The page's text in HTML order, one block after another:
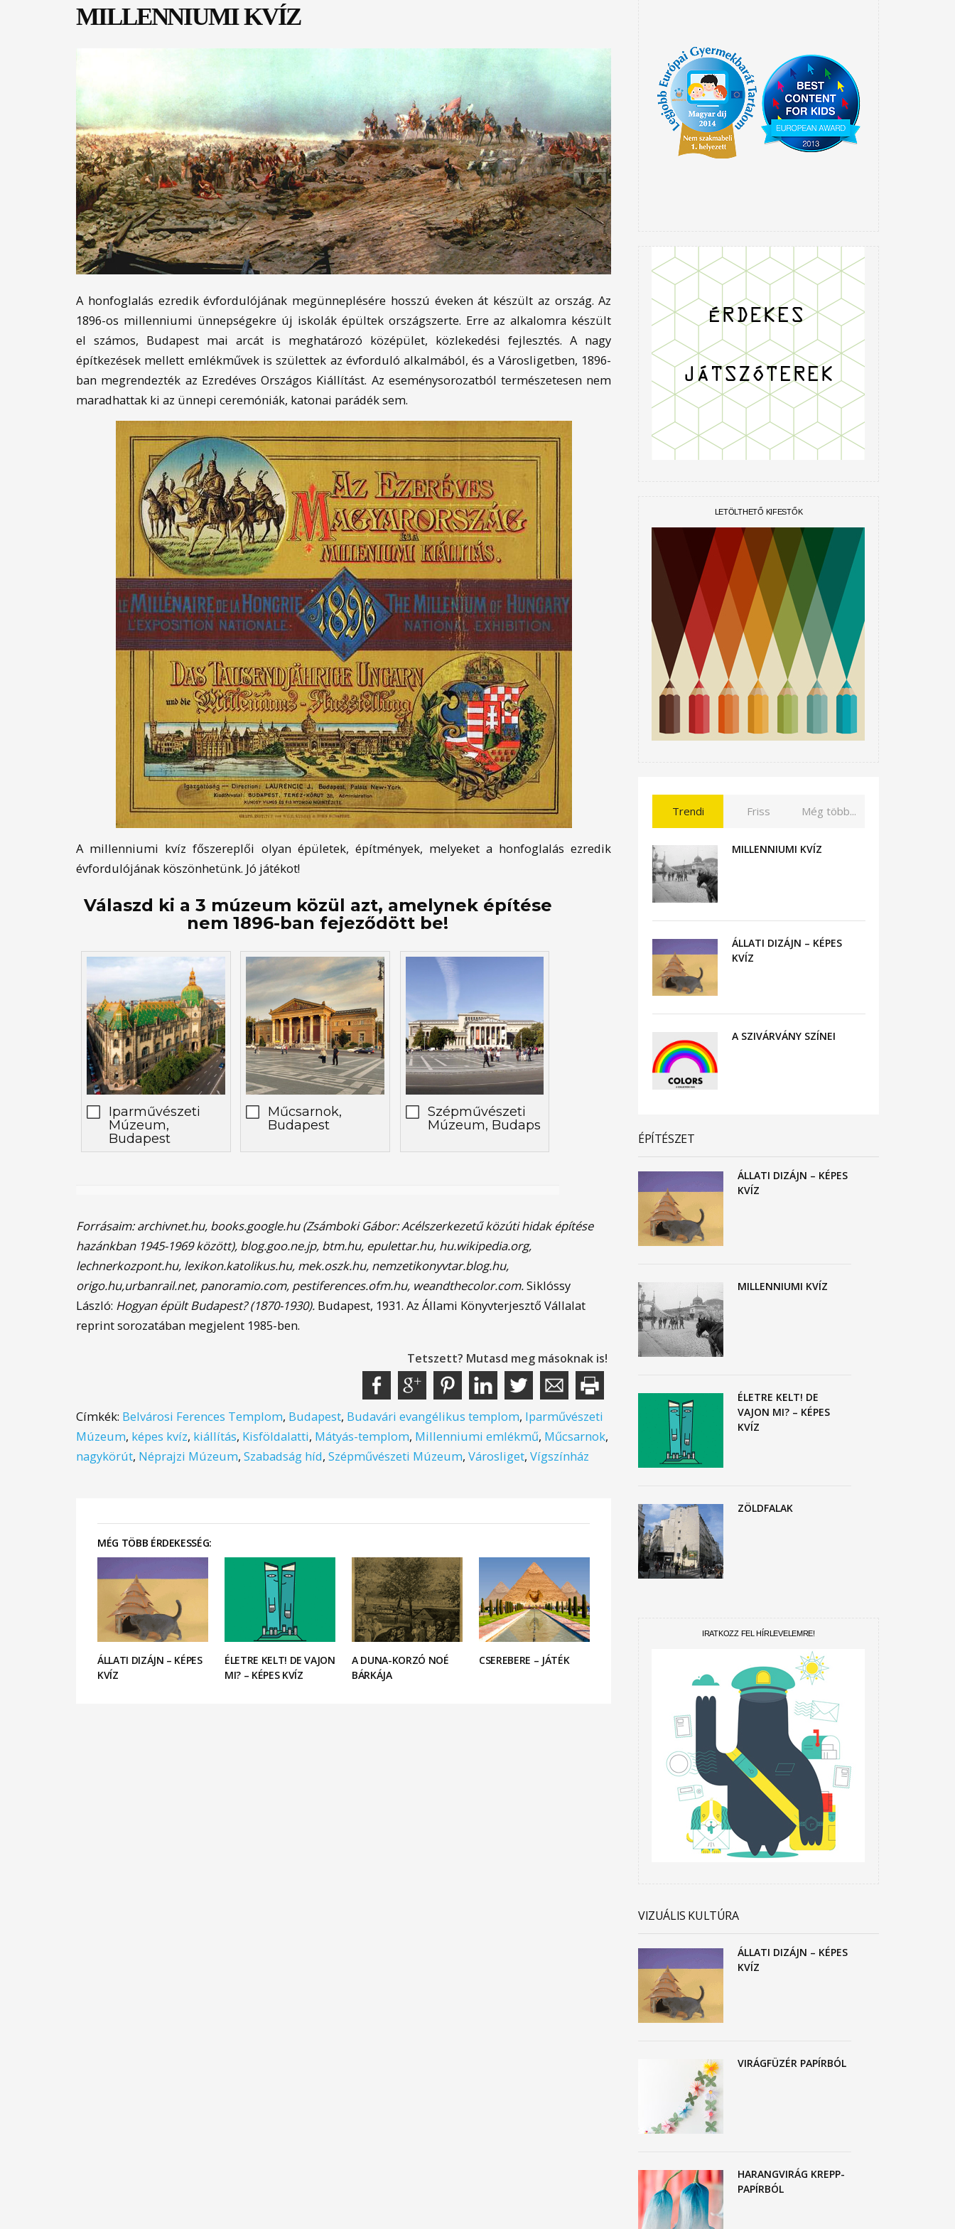
MILLENNIUMI KVÍZ
A honfoglalás ezredik évfordulójának megünneplésére hosszú éveken át készült az ország. Az
1896-os millenniumi ünnepségekre új iskolák épültek országszerte. Erre az alkalomra készült
el számos, Budapest mai arcát is meghatározó középület, közlekedési fejlesztés. A nagy
építkezések mellett emlékművek is születtek az évforduló alkalmából, és a Városligetben, 1896-
ban megrendezték az Ezredéves Országos Kiállítást. Az eseménysorozatból természetesen nem
maradhattak ki az ünnepi ceremóniák, katonai parádék sem.
A millenniumi kvíz főszereplői olyan épületek, építmények, melyeket a honfoglalás ezredik
évfordulójának köszönhetünk. Jó játékot!
Válaszd ki a 3 múzeum közül azt, amelynek építése
nem 1896-ban fejeződött be!
Iparművészeti
Múzeum,
Budapest
Műcsarnok,
Budapest
Szépművészeti
Múzeum, Budaps
Forrásaim: archivnet.hu, books.google.hu (Zsámboki Gábor: Acélszerkezetű közúti hidak építése
hazánkban 1945-1969 között), blog.goo.ne.jp, btm.hu, epulettar.hu, hu.wikipedia.org,
lechnerkozpont.hu, lexikon.katolikus.hu, mek.oszk.hu, nemzetikonyvtar.blog.hu,
origo.hu,urbanrail.net, panoramio.com, pestiferences.ofm.hu, weandthecolor.com.Siklóssy
László: Hogyan épült Budapest? (1870-1930). Budapest, 1931. Az Állami Könyvterjesztő Vállalat
reprint sorozatában megjelent 1985-ben.
Tetszett? Mutasd meg másoknak is!
Címkék: Belvárosi Ferences Templom, Budapest, Budavári evangélikus templom, Iparművészeti
Múzeum, képes kvíz, kiállítás, Kisföldalatti, Mátyás-templom, Millenniumi emlékmű, Műcsarnok,
nagykörút, Néprajzi Múzeum, Szabadság híd, Szépművészeti Múzeum, Városliget, Vígszínház
MÉG TÖBB ÉRDEKESSÉG:
ÁLLATI DIZÁJN – KÉPES
KVÍZ
ÉLETRE KELT! DE VAJON
MI? – KÉPES KVÍZ
A DUNA-KORZÓ NOÉ
BÁRKÁJA
CSEREBERE – JÁTÉK
LETÖLTHETŐ KIFESTŐK
Trendi Friss Még több...
MILLENNIUMI KVÍZ
ÁLLATI DIZÁJN – KÉPES
KVÍZ
A SZIVÁRVÁNY SZÍNEI
ÉPÍTÉSZET
ÁLLATI DIZÁJN – KÉPES
KVÍZ
MILLENNIUMI KVÍZ
ÉLETRE KELT! DE
VAJON MI? – KÉPES
KVÍZ
ZÖLDFALAK
IRATKOZZ FEL HÍRLEVELEMRE!
VIZUÁLIS KULTÚRA
ÁLLATI DIZÁJN – KÉPES
KVÍZ
VIRÁGFÜZÉR PAPÍRBÓL
HARANGVIRÁG KREPP-
PAPÍRBÓL